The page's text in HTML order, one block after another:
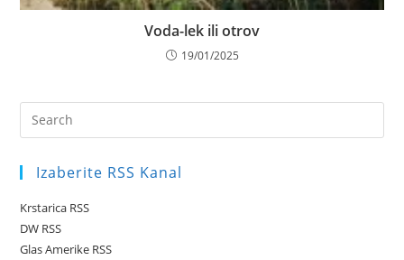
Voda-lek ili otrov
19/01/2025
Izaberite RSS Kanal
Krstarica RSS
DW RSS
Glas Amerike RSS